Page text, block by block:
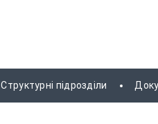
Структурні підрозділи